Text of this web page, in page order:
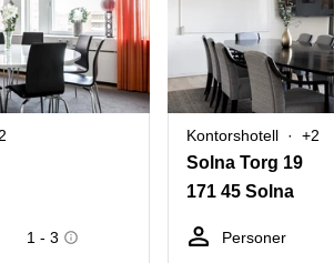
1 - 3
Kontorshotell +2
Solna Torg 19
171 45 Solna
Personer